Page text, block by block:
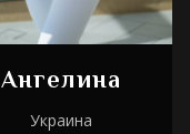
Ангелина
Украина